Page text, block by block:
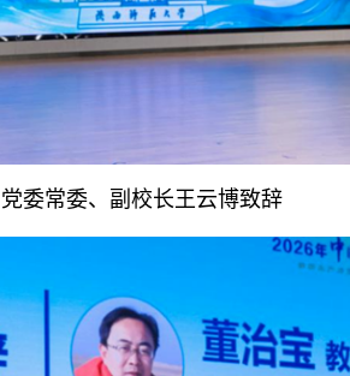
委常委、副校长王云博致辞